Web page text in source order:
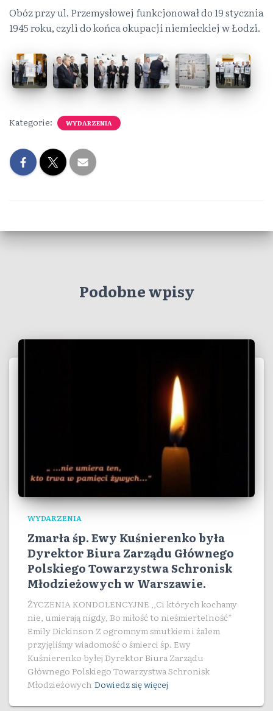
Obóz przy ul. Przemysłowej funkcjonował do 19 stycznia
1945 roku, czyli do końca okupacji niemieckiej w Łodzi.
Kategorie: WYDARZENIA
Podobne wpisy
WYDARZENIA
Zmarła śp. Ewy Kuśnierenko była
Dyrektor Biura Zarządu Głównego
Polskiego Towarzystwa Schronisk
Młodzieżowych w Warszawie.
ŻYCZENIA KONDOLENCYJNE ,,Ci których kochamy
nie, umierają nigdy, Bo miłość to nieśmiertelność”
Emily Dickinson Z ogromnym smutkiem i żalem
przyjęliśmy wiadomość o śmierci śp. Ewy
Kuśnierenko byłej Dyrektor Biura Zarządu
Głównego Polskiego Towarzystwa Schronisk
Młodzieżowych Dowiedz się więcej